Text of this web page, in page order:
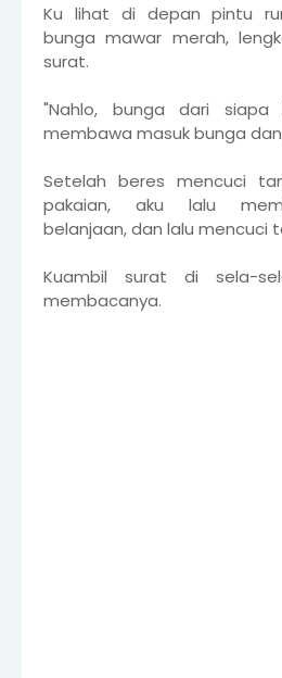
Ku lihat di depan pintu
bunga mawar merah,
surat.
"Nahlo, bunga dari
membawa masuk bunga
Setelah beres mencuci
pakaian, aku lalu
belanjaan, dan lalu mencuci
Kuambil surat di sela-
membacanya.